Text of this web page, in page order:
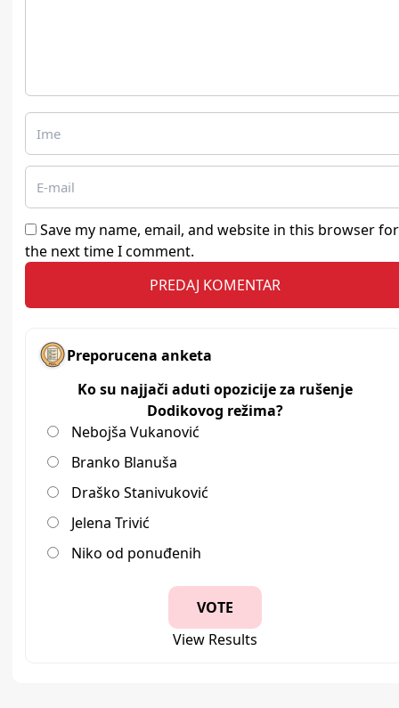
Save my name, email, and website in this browser for
the next time I comment.
Preporucena anketa
Ko su najjači aduti opozicije za rušenje
Dodikovog režima?
Nebojša Vukanović
Branko Blanuša
Draško Stanivuković
Jelena Trivić
Niko od ponuđenih
View Results